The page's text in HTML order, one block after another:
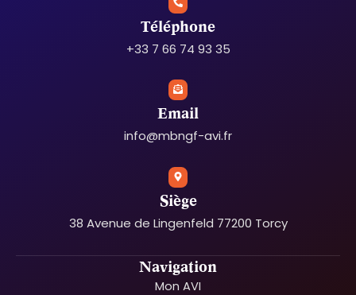
b
o
o
k
t
a
g
r
a
o
k
Téléphone
+33 7 66 74 93 35
Email
info@mbngf-avi.fr
Siège
38 Avenue de Lingenfeld 77200 Torcy
Navigation
Mon AVI